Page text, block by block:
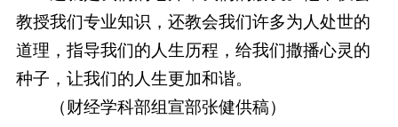
教授我们专业知识，还教会我们许多为人处世的
道理，指导我们的人生历程，给我们撒播心灵的
种子，让我们的人生更加和谐。
（财经学科部组宣部张健供稿）